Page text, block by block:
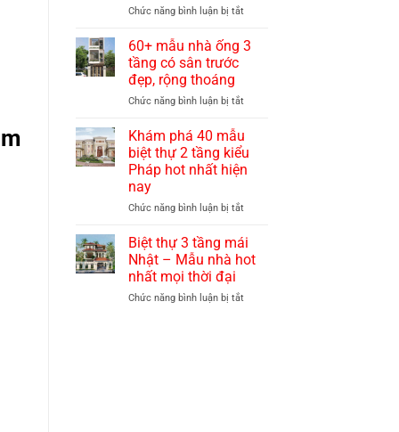
mái
đẹp
trọng
Chức năng bình luận bị tắtở
thự
thái
đại
phí
lý
hiện
nay
60+ mẫu nhà ống 3
tầng có sân trước
đẹp, rộng thoáng
Chức năng bình luận bị tắtở
mẫu
ống
3
có
trước
rộng
Khám phá 40 mẫu
biệt thự 2 tầng kiểu
Pháp hot nhất hiện
nay
Chức năng bình luận bị tắtở
phá
40
mẫu
thự
Biệt thự 3 tầng mái
Nhật – Mẫu nhà hot
nhất mọi thời đại
Chức năng bình luận bị tắtở